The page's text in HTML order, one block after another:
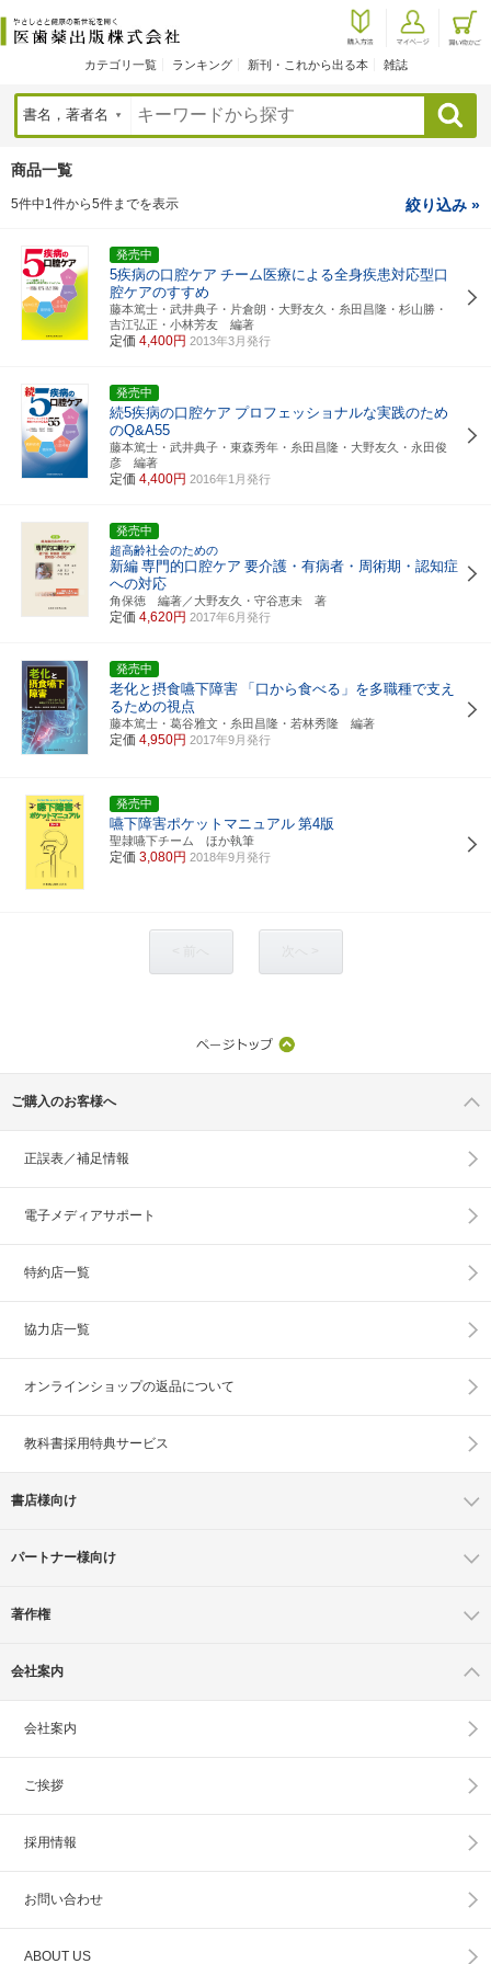
カテゴリ一覧 ランキング 新刊・これから出る本 雑誌
検索
商品一覧
5件中1件から5件までを表示 絞り込み »
発売中
5疾病の口腔ケア チーム医療による全身疾患対応型口
腔ケアのすすめ
藤本篤士・武井典子・片倉朗・大野友久・糸田昌隆・杉山勝・
吉江弘正・小林芳友 編著
定価 4,400円 2013年3月発行
発売中
続5疾病の口腔ケア プロフェッショナルな実践のため
のQ&A55
藤本篤士・武井典子・東森秀年・糸田昌隆・大野友久・永田俊
彦 編著
定価 4,400円 2016年1月発行
発売中
超高齢社会のための
新編 専門的口腔ケア 要介護・有病者・周術期・認知症
への対応
角保徳 編著／大野友久・守谷恵未 著
定価 4,620円 2017年6月発行
発売中
老化と摂食嚥下障害
「口から食べる」を多職種で支え
るための視点
藤本篤士・葛谷雅文・糸田昌隆・若林秀隆 編著
定価 4,950円 2017年9月発行
発売中
嚥下障害ポケットマニュアル 第4版
聖隷嚥下チーム ほか執筆
定価 3,080円 2018年9月発行
ご購入のお客様へ
正誤表／補足情報
電子メディアサポート
特約店一覧
協力店一覧
オンラインショップの返品について
教科書採用特典サービス
書店様向け
パートナー様向け
著作権
会社案内
会社案内
ご挨拶
採用情報
お問い合わせ
ABOUT US